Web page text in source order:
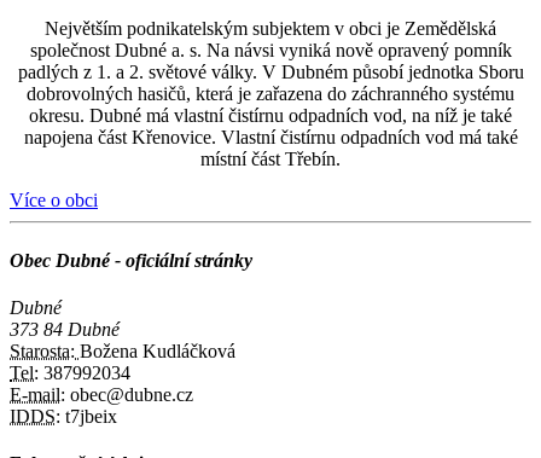
Největším podnikatelským subjektem v obci je Zemědělská
společnost Dubné a. s. Na návsi vyniká nově opravený pomník
padlých z 1. a 2. světové války. V Dubném působí jednotka Sboru
dobrovolných hasičů, která je zařazena do záchranného systému
okresu. Dubné má vlastní čistírnu odpadních vod, na níž je také
napojena část Křenovice. Vlastní čistírnu odpadních vod má také
místní část Třebín.
Více o obci
Obec Dubné - oficiální stránky
Dubné
373 84 Dubné
Starosta: Božena Kudláčková
Tel: 387992034
E-mail: obec@dubne.cz
IDDS: t7jbeix